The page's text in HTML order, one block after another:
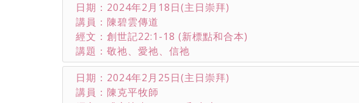
日期：2024年2月18日(主日崇拜)
講員：陳碧雲傳道
經文：創世記22:1-18 (新標點和合本)
講題：敬祂、愛祂、信祂
日期：2024年2月25日(主日崇拜)
講員：陳克平牧師